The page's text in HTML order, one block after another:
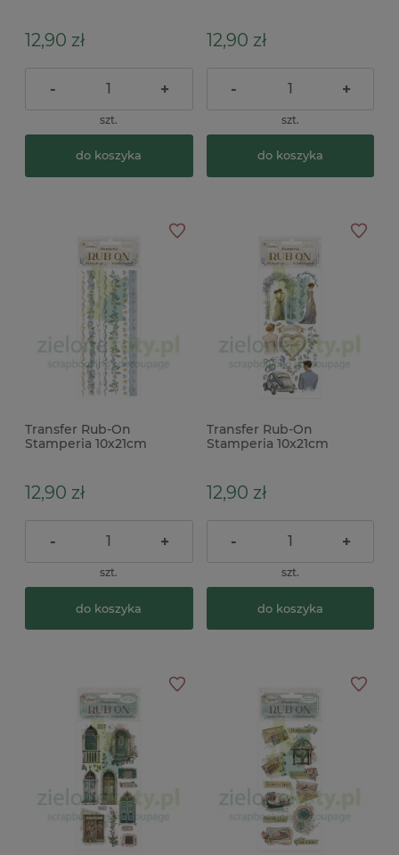
12,90 zł
- +
szt.
do koszyka
12,90 zł
- +
szt.
do koszyka
Transfer Rub-On
Stamperia 10x21cm
12,90 zł
- +
szt.
do koszyka
Transfer Rub-On
Stamperia 10x21cm
12,90 zł
- +
szt.
do koszyka